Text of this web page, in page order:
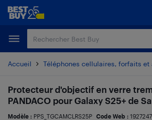
Passer
principal
Passer
Accueil Téléphones cellulaires, forfaits et
Protecteur d'objectif en verre
PANDACO pour Galaxy S25+ de
Modèle : PPS_TGCAMCLRS25P Code Web :